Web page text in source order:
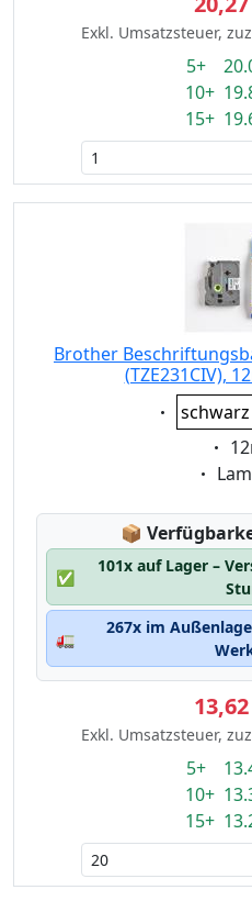
Exkl. Umsatzsteuer,
5+
10+
15+
Brother
(TZE231CIV),
📦
✅
101x auf Lager –
🚛
267x im
Exkl. Umsatzsteuer,
5+
10+
15+